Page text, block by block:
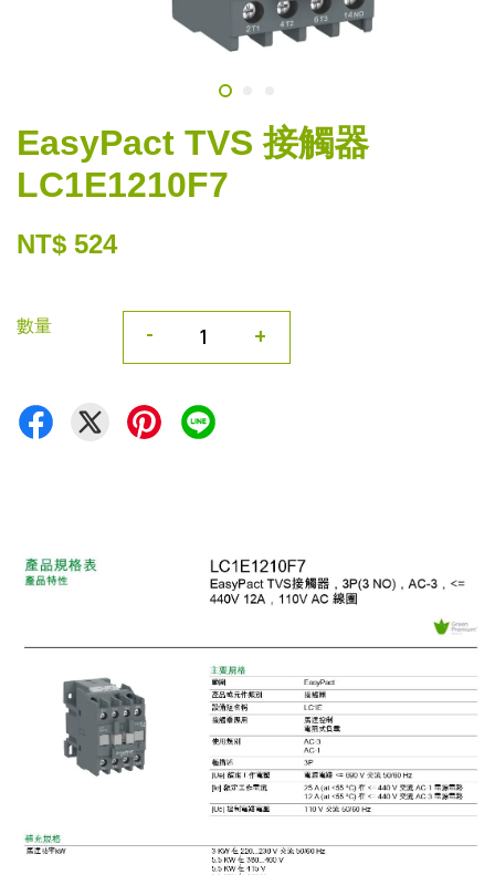
EasyPact TVS 接觸器
LC1E1210F7
NT$ 524
數量 - +